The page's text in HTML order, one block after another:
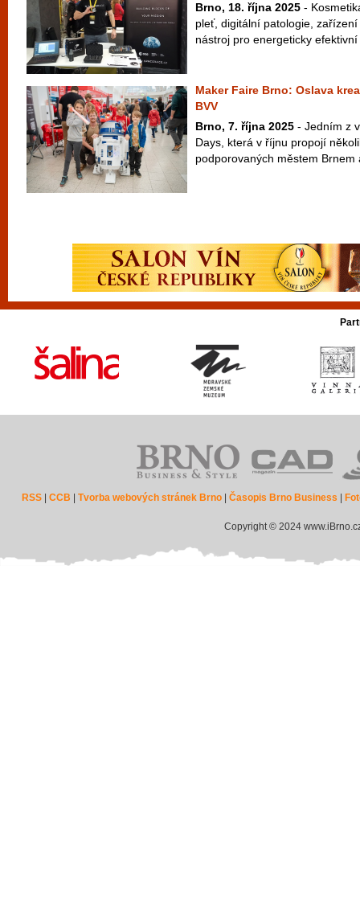
Brno, 18. října 2025 -
pleť, digitální patologie,
nástroj pro energeticky efektivní
Maker Faire Brno: Oslava
BVV
Brno, 7. října 2025 - Jedním z
Days, která v říjnu propojí
podporovaných městem Brnem
RSS |CCB |Tvorba webových stránek Brno |Časopis Brno Business
Copyright © 2024